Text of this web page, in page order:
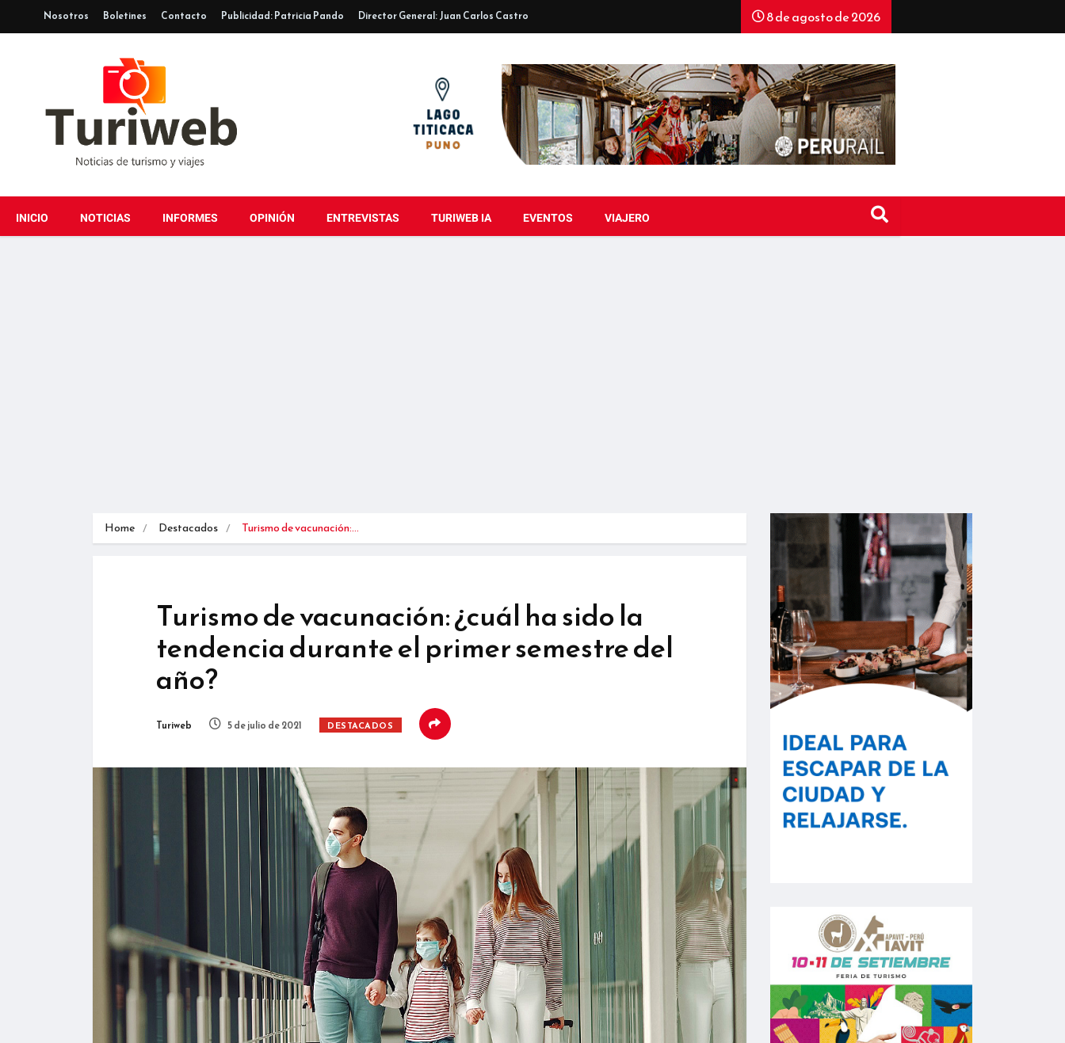
Nosotros Boletines Contacto Publicidad: Patricia Pando Director General: Juan Carlos Castro 8 de agosto de 2026
INICIO NOTICIAS INFORMES OPINIÓN ENTREVISTAS TURIWEB IA EVENTOS VIAJERO
Home Destacados Turismo de vacunación:…
Turismo de vacunación: ¿cuál ha sido la
tendencia durante el primer semestre del
año?
Turiweb 5 de julio de 2021 DESTACADOS